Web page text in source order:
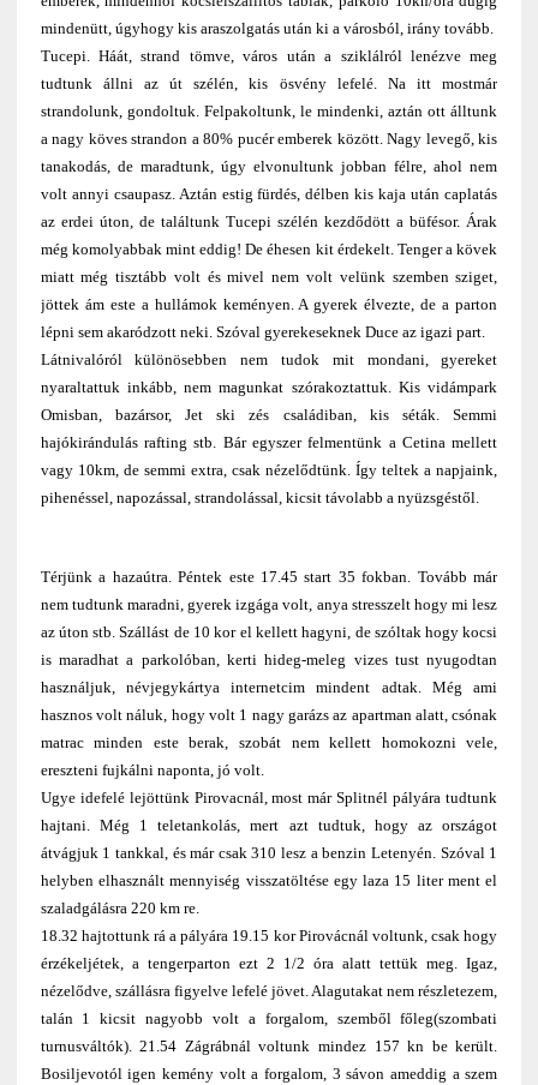
mindenütt, úgyhogy kis araszolgatás után ki a városból, irány tovább.
Tucepi. Háát, strand tömve, város után a sziklálról lenézve meg
tudtunk állni az út szélén, kis ösvény lefelé. Na itt mostmár
strandolunk, gondoltuk. Felpakoltunk, le mindenki, aztán ott álltunk
a nagy köves strandon a 80% pucér emberek között. Nagy levegő, kis
tanakodás, de maradtunk, úgy elvonultunk jobban félre, ahol nem
volt annyi csaupasz. Aztán estig fürdés, délben kis kaja után caplatás
az erdei úton, de találtunk Tucepi szélén kezdődött a büfésor. Árak
még komolyabbak mint eddig! De éhesen kit érdekelt. Tenger a kövek
miatt még tisztább volt és mivel nem volt velünk szemben sziget,
jöttek ám este a hullámok keményen. A gyerek élvezte, de a parton
lépni sem akaródzott neki. Szóval gyerekeseknek Duce az igazi part.
Látnivalóról különösebben nem tudok mit mondani, gyereket
nyaraltattuk inkább, nem magunkat szórakoztattuk. Kis vidámpark
Omisban, bazársor, Jet ski zés családiban, kis séták. Semmi
hajókirándulás rafting stb. Bár egyszer felmentünk a Cetina mellett
vagy 10km, de semmi extra, csak nézelődtünk. Így teltek a napjaink,
pihenéssel, napozással, strandolással, kicsit távolabb a nyüzsgéstől.
Térjünk a hazaútra. Péntek este 17.45 start 35 fokban. Tovább már
nem tudtunk maradni, gyerek izgága volt, anya stresszelt hogy mi lesz
az úton stb. Szállást de 10 kor el kellett hagyni, de szóltak hogy kocsi
is maradhat a parkolóban, kerti hideg-meleg vizes tust nyugodtan
használjuk, névjegykártya internetcim mindent adtak. Még ami
hasznos volt náluk, hogy volt 1 nagy garázs az apartman alatt, csónak
matrac minden este berak, szobát nem kellett homokozni vele,
ereszteni fujkálni naponta, jó volt.
Ugye idefelé lejöttünk Pirovacnál, most már Splitnél pályára tudtunk
hajtani. Még 1 teletankolás, mert azt tudtuk, hogy az országot
átvágjuk 1 tankkal, és már csak 310 lesz a benzin Letenyén. Szóval 1
helyben elhasznált mennyiség visszatöltése egy laza 15 liter ment el
szaladgálásra 220 km re.
18.32 hajtottunk rá a pályára 19.15 kor Pirovácnál voltunk, csak hogy
érzékeljétek, a tengerparton ezt 2 1/2 óra alatt tettük meg. Igaz,
nézelődve, szállásra figyelve lefelé jövet. Alagutakat nem részletezem,
talán 1 kicsit nagyobb volt a forgalom, szemből főleg(szombati
turnusváltók). 21.54 Zágrábnál voltunk mindez 157 kn be került.
Bosiljevotól igen kemény volt a forgalom, 3 sávon ameddig a szem